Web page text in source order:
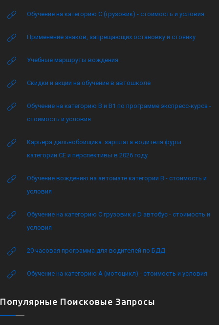
Обучение на категорию C (грузовик) - стоимость и условия
Применение знаков, запрещающих остановку и стоянку
Учебные маршруты вождения
Скидки и акции на обучение в автошколе
Обучение на категорию B и B1 по программе экспресс-курса -
стоимость и условия
Карьера дальнобойщика: зарплата водителя фуры
категории CE и перспективы в 2026 году
Обучение вождению на автомате категории B - стоимость и
условия
Обучение на категорию C грузовик и D автобус - стоимость и
условия
20 часовая программа для водителей по БДД
Обучение на категорию А (мотоцикл) - стоимость и условия
Популярные Поисковые Запросы